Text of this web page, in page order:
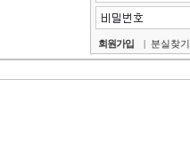
회원가입 | 분실찾기